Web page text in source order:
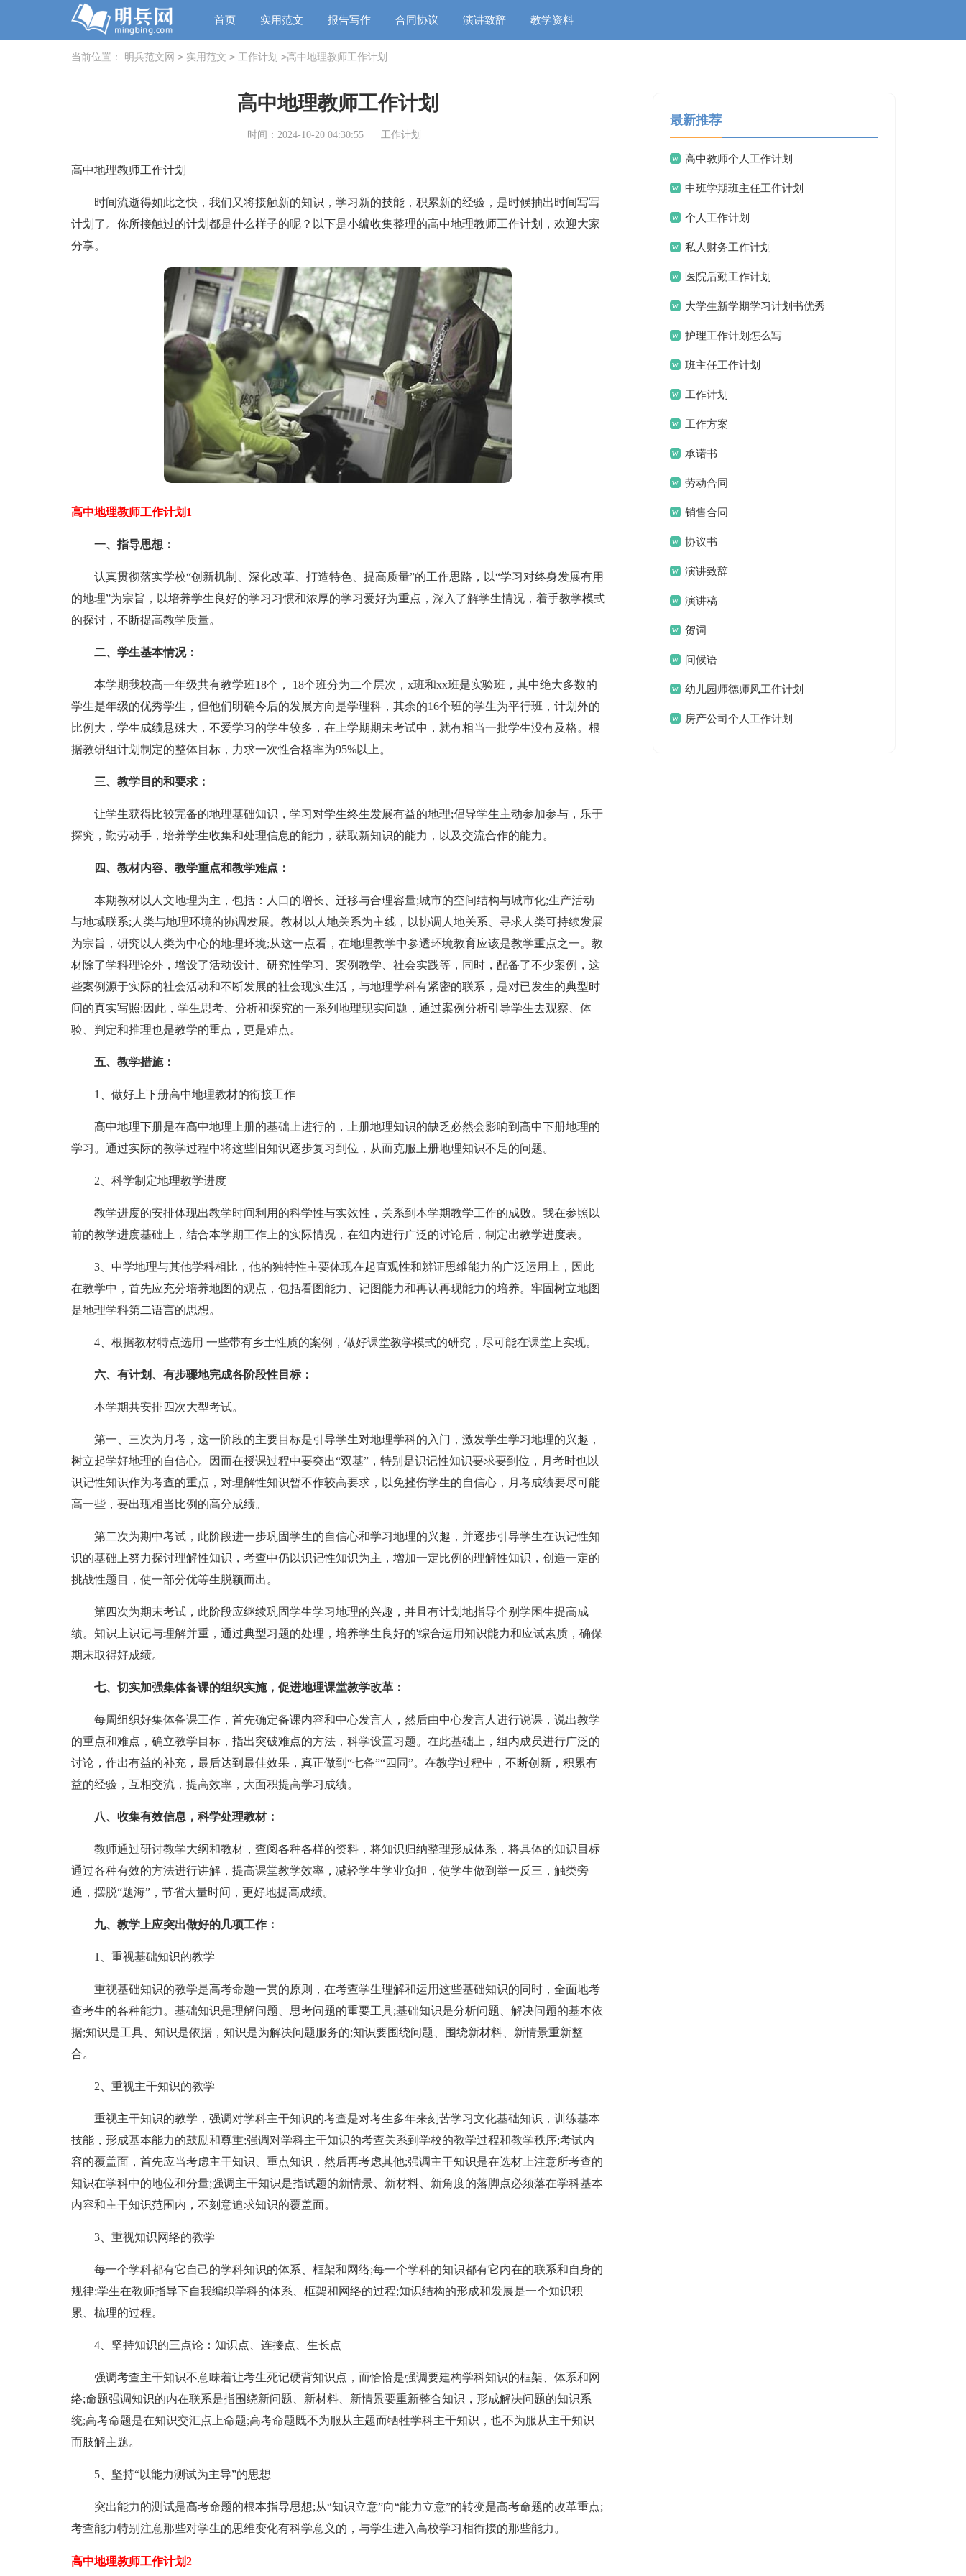
首页 实用范文 报告写作 合同协议 演讲致辞 教学资料
当前位置： 明兵范文网 > 实用范文 > 工作计划 >高中地理教师工作计划
高中地理教师工作计划
时间：2024-10-20 04:30:55 工作计划
高中地理教师工作计划
时间流逝得如此之快，我们又将接触新的知识，学习新的技能，积累新的经验，是时候抽出时间写写
计划了。你所接触过的计划都是什么样子的呢？以下是小编收集整理的高中地理教师工作计划，欢迎大家
分享。
高中地理教师工作计划1
一、指导思想：
认真贯彻落实学校“创新机制、深化改革、打造特色、提高质量”的工作思路，以“学习对终身发展有用
的地理”为宗旨，以培养学生良好的学习习惯和浓厚的学习爱好为重点，深入了解学生情况，着手教学模式
的探讨，不断提高教学质量。
二、学生基本情况：
本学期我校高一年级共有教学班18个， 18个班分为二个层次，x班和xx班是实验班，其中绝大多数的
学生是年级的优秀学生，但他们明确今后的发展方向是学理科，其余的16个班的学生为平行班，计划外的
比例大，学生成绩悬殊大，不爱学习的学生较多，在上学期期未考试中，就有相当一批学生没有及格。根
据教研组计划制定的整体目标，力求一次性合格率为95%以上。
三、教学目的和要求：
让学生获得比较完备的地理基础知识，学习对学生终生发展有益的地理;倡导学生主动参加参与，乐于
探究，勤劳动手，培养学生收集和处理信息的能力，获取新知识的能力，以及交流合作的能力。
四、教材内容、教学重点和教学难点：
本期教材以人文地理为主，包括：人口的增长、迁移与合理容量;城市的空间结构与城市化;生产活动
与地域联系;人类与地理环境的协调发展。教材以人地关系为主线，以协调人地关系、寻求人类可持续发展
为宗旨，研究以人类为中心的地理环境;从这一点看，在地理教学中参透环境教育应该是教学重点之一。教
材除了学科理论外，增设了活动设计、研究性学习、案例教学、社会实践等，同时，配备了不少案例，这
些案例源于实际的社会活动和不断发展的社会现实生活，与地理学科有紧密的联系，是对已发生的典型时
间的真实写照;因此，学生思考、分析和探究的一系列地理现实问题，通过案例分析引导学生去观察、体
验、判定和推理也是教学的重点，更是难点。
五、教学措施：
1、做好上下册高中地理教材的衔接工作
高中地理下册是在高中地理上册的基础上进行的，上册地理知识的缺乏必然会影响到高中下册地理的
学习。通过实际的教学过程中将这些旧知识逐步复习到位，从而克服上册地理知识不足的问题。
2、科学制定地理教学进度
教学进度的安排体现出教学时间利用的科学性与实效性，关系到本学期教学工作的成败。我在参照以
前的教学进度基础上，结合本学期工作上的实际情况，在组内进行广泛的讨论后，制定出教学进度表。
3、中学地理与其他学科相比，他的独特性主要体现在起直观性和辨证思维能力的广泛运用上，因此
在教学中，首先应充分培养地图的观点，包括看图能力、记图能力和再认再现能力的培养。牢固树立地图
是地理学科第二语言的思想。
4、根据教材特点选用 一些带有乡土性质的案例，做好课堂教学模式的研究，尽可能在课堂上实现。
六、有计划、有步骤地完成各阶段性目标：
本学期共安排四次大型考试。
第一、三次为月考，这一阶段的主要目标是引导学生对地理学科的入门，激发学生学习地理的兴趣，
树立起学好地理的自信心。因而在授课过程中要突出“双基”，特别是识记性知识要求要到位，月考时也以
识记性知识作为考查的重点，对理解性知识暂不作较高要求，以免挫伤学生的自信心，月考成绩要尽可能
高一些，要出现相当比例的高分成绩。
第二次为期中考试，此阶段进一步巩固学生的自信心和学习地理的兴趣，并逐步引导学生在识记性知
识的基础上努力探讨理解性知识，考查中仍以识记性知识为主，增加一定比例的理解性知识，创造一定的
挑战性题目，使一部分优等生脱颖而出。
第四次为期末考试，此阶段应继续巩固学生学习地理的兴趣，并且有计划地指导个别学困生提高成
绩。知识上识记与理解并重，通过典型习题的处理，培养学生良好的'综合运用知识能力和应试素质，确保
期末取得好成绩。
七、切实加强集体备课的组织实施，促进地理课堂教学改革：
每周组织好集体备课工作，首先确定备课内容和中心发言人，然后由中心发言人进行说课，说出教学
的重点和难点，确立教学目标，指出突破难点的方法，科学设置习题。在此基础上，组内成员进行广泛的
讨论，作出有益的补充，最后达到最佳效果，真正做到“七备”“四同”。在教学过程中，不断创新，积累有
益的经验，互相交流，提高效率，大面积提高学习成绩。
八、收集有效信息，科学处理教材：
教师通过研讨教学大纲和教材，查阅各种各样的资料，将知识归纳整理形成体系，将具体的知识目标
通过各种有效的方法进行讲解，提高课堂教学效率，减轻学生学业负担，使学生做到举一反三，触类旁
通，摆脱“题海”，节省大量时间，更好地提高成绩。
九、教学上应突出做好的几项工作：
1、重视基础知识的教学
重视基础知识的教学是高考命题一贯的原则，在考查学生理解和运用这些基础知识的同时，全面地考
查考生的各种能力。基础知识是理解问题、思考问题的重要工具;基础知识是分析问题、解决问题的基本依
据;知识是工具、知识是依据，知识是为解决问题服务的;知识要围绕问题、围绕新材料、新情景重新整
合。
2、重视主干知识的教学
重视主干知识的教学，强调对学科主干知识的考查是对考生多年来刻苦学习文化基础知识，训练基本
技能，形成基本能力的鼓励和尊重;强调对学科主干知识的考查关系到学校的教学过程和教学秩序;考试内
容的覆盖面，首先应当考虑主干知识、重点知识，然后再考虑其他;强调主干知识是在选材上注意所考查的
知识在学科中的地位和分量;强调主干知识是指试题的新情景、新材料、新角度的落脚点必须落在学科基本
内容和主干知识范围内，不刻意追求知识的覆盖面。
3、重视知识网络的教学
每一个学科都有它自己的学科知识的体系、框架和网络;每一个学科的知识都有它内在的联系和自身的
规律;学生在教师指导下自我编织学科的体系、框架和网络的过程;知识结构的形成和发展是一个知识积
累、梳理的过程。
4、坚持知识的三点论：知识点、连接点、生长点
强调考查主干知识不意味着让考生死记硬背知识点，而恰恰是强调要建构学科知识的框架、体系和网
络;命题强调知识的内在联系是指围绕新问题、新材料、新情景要重新整合知识，形成解决问题的知识系
统;高考命题是在知识交汇点上命题;高考命题既不为服从主题而牺牲学科主干知识，也不为服从主干知识
而肢解主题。
5、坚持“以能力测试为主导”的思想
突出能力的测试是高考命题的根本指导思想;从“知识立意”向“能力立意”的转变是高考命题的改革重点;
考查能力特别注意那些对学生的思维变化有科学意义的，与学生进入高校学习相衔接的那些能力。
高中地理教师工作计划2
最新推荐
高中教师个人工作计划
中班学期班主任工作计划
个人工作计划
私人财务工作计划
医院后勤工作计划
大学生新学期学习计划书优秀
护理工作计划怎么写
班主任工作计划
工作计划
工作方案
承诺书
劳动合同
销售合同
协议书
演讲致辞
演讲稿
贺词
问候语
幼儿园师德师风工作计划
房产公司个人工作计划